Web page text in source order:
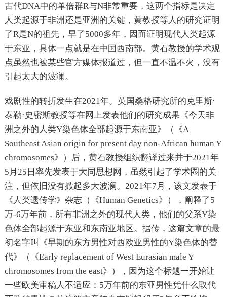
古代DNA中的单倍群R与N非常重要，这两个指标是决定
人类起源于非洲还是亚洲的关键，黄教授等人的研究证明
了R是N的祖先，早了5000多年，因而证明现代人类起源
于东亚，具体一点就是在中国西南部。黄石教授的学术观
点虽然也被某些官方媒体报道过，但一直不温不火，没有
引起太大的波澜。
戏剧性的转折发生在2021年。英国桑格研究所的克里斯·
泰勒·史密斯教授等在网上发表他们的研究成果《今天非
洲之外的人类Y染色体全部起源于东南亚》（《A
Southeast Asian origin for present day non-African human Y
chromosomes》）后，黄石教授组织翻译过来并于2021年
5月25日率先发表于大同思想网，虽然引起了学术圈的关
注，但依旧没有掀起多大波澜。2021年7月，该文发表于
《人类遗传学》杂志（《Human Genetics》），阐释了5
万-6万年前，所有非洲之外的现代人类，他们的父系Y染
色体全部起源于东亚和东南亚地区。据传，这篇文章的最
初名字叫《早期的东方男性对西欧亚男性的Y染色体的替
代》（《Early replacement of West Eurasian male Y
chromosomes from the east》），因为这个标题一开始让
一些欧美审稿人不适应：5万年前的东亚男性凭什么取代